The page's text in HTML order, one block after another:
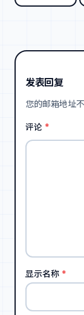
发表回复
您的邮箱地址
评论 *
显示名称 *